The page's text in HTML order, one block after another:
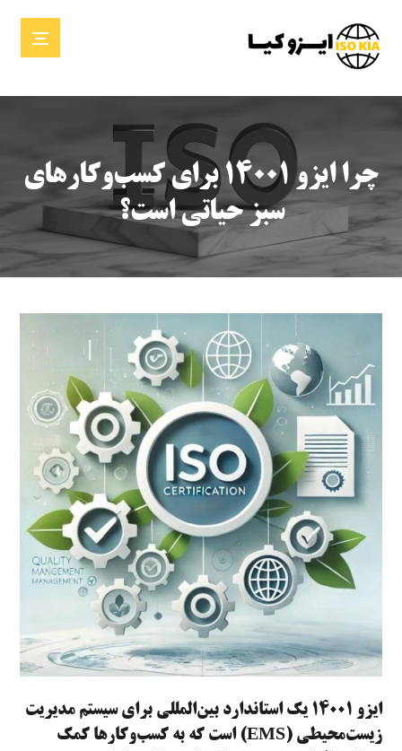
چرا ایزو ۱۴۰۰۱ برای کسب‌وکارهای
سبز حیاتی است؟
ایزو ۱۴۰۰۱ یک استاندارد بین‌المللی برای سیستم مدیریت
زیست‌محیطی (EMS) است که به کسب‌وکارها کمک